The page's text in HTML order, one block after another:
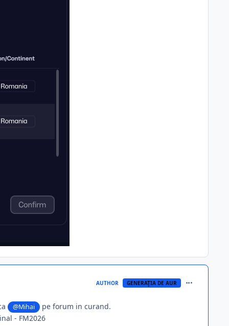
AUTHOR GENERAŢIA DE AUR
@Mihai
pe forum in curand.
- FM2026